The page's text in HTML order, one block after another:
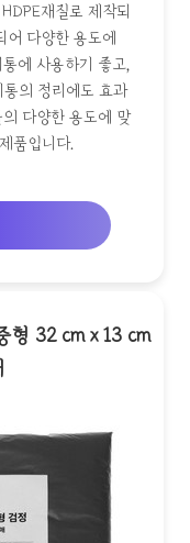
재질로 제작되
어 다양한 용도에
에 사용하기 좋고,
의 정리에도 효과
다양한 용도에 맞
품입니다.
형 32 cm x 13 cm